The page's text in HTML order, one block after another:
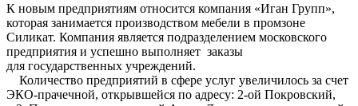
К новым предприятиям относится компания «Иган Групп»,
которая занимается производством мебели в промзоне
Силикат. Компания является подразделением московского
предприятия и успешно выполняет заказы
для государственных учреждений.
Количество предприятий в сфере услуг увеличилось за счет
ЭКО-прачечной, открывшейся по адресу: 2-ой Покровский,